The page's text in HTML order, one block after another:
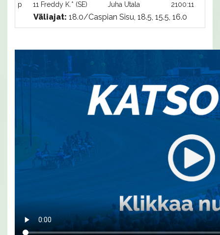
p
11 Freddy K.* (SE) Juha Utala 2100:11
Väliajat: 18.0/Caspian Sisu, 18.5, 15.5, 16.0